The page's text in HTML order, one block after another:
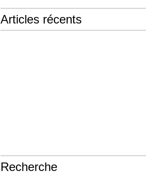
Articles récents
Recherche